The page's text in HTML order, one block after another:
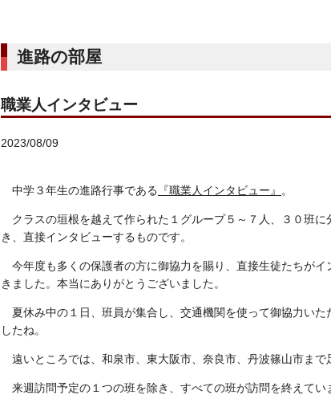
進路の部屋
職業人インタビュー
2023/08/09
中学３年生の進路行事である 『職業人インタビュー』 。
クラスの垣根を越えて作られた１グループ５～７人、３０班
き、直接インタビューするものです。
今年度も多くの保護者の方に御協力を賜り、直接生徒たちが
きました。本当にありがとうございました。
夏休み中の１日、班員が集合し、交通機関を使って御協力い
したね。
遠いところでは、和泉市、東大阪市、奈良市、丹波篠山市まで
来週訪問予定の１つの班を除き、すべての班が訪問を終えてい